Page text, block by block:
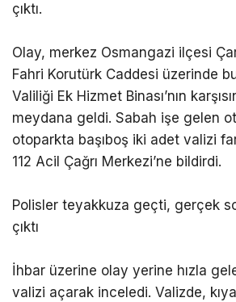
çıktı.
Olay, merkez Osmangazi ilçesi
Fahri Korutürk Caddesi üzerinde
Valiliği Ek Hizmet Binası’nın
meydana geldi. Sabah işe gelen
otoparkta başıboş iki adet valizi
112 Acil Çağrı Merkezi’ne bildirdi.
Polisler teyakkuza geçti, gerçek
çıktı
İhbar üzerine olay yerine hızla
valizi açarak inceledi. Valizde,